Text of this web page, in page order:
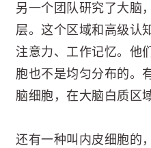
另一个团队研究了大脑
层。这个区域和高级认
注意力、工作记忆。他
胞也不是均匀分布的。
脑细胞，在大脑白质区
还有一种叫内皮细胞的